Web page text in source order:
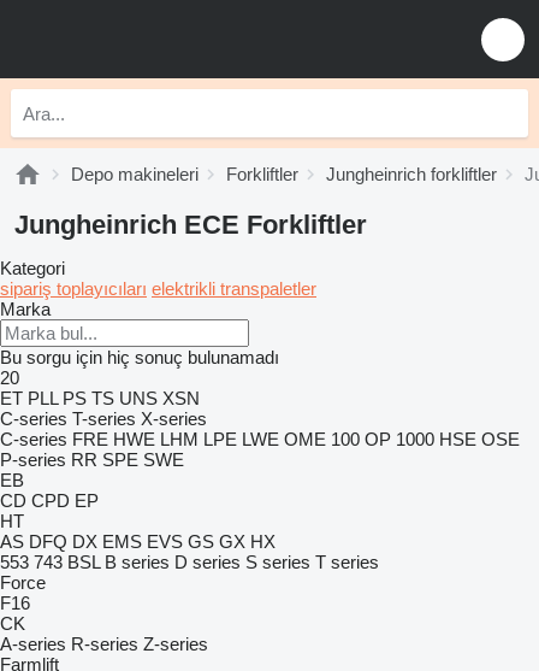
Depo makineleri Forkliftler Jungheinrich forkliftler
Jungheinrich ECE Forkliftler
Kategori
sipariş toplayıcıları elektrikli transpaletler
Marka
Bu sorgu için hiç sonuç bulunamadı
20
ET PLL PS TS UNS XSN
C-series T-series X-series
C-series FRE HWE LHM LPE LWE OME 100 OP 1000 HSE OSE
P-series RR SPE SWE
EB
CD CPD EP
HT
AS DFQ DX EMS EVS GS GX HX
553 743 BSL B series D series S series T series
Force
F16
CK
A-series R-series Z-series
Farmlift